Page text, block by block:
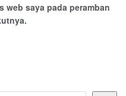
web saya pada peramban